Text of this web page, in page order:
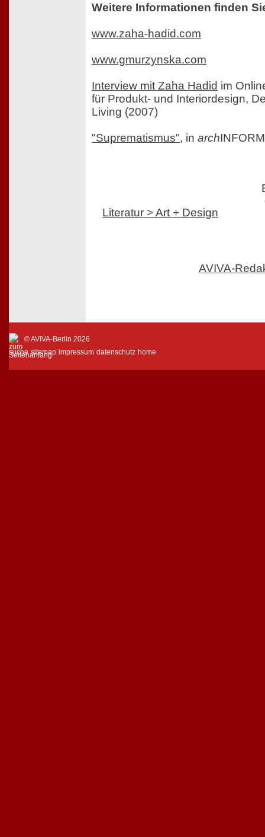
Weitere Informationen finden
www.zaha-hadid.com
www.gmurzynska.com
Interview mit Zaha Hadid im
für Produkt- und Interiordesign,
Living (2007)
"Suprematismus", in archINFORM
Literatur > Art + Design
AVIVA-
© AVIVA-Berlin 2026
suche sitemap impressum datenschutz home